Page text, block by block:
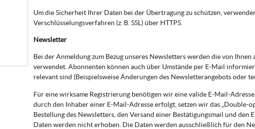
Um die Sicherheit Ihrer Daten bei der Übertragung zu schützen,
Verschlüsselungsverfahren (z. B. SSL) über HTTPS.
Newsletter
Bei der Anmeldung zum Bezug unseres Newsletters werden die von
verwendet. Abonnenten können auch über Umstände per E-Mail
relevant sind (Beispielsweise Änderungen des Newsletterangebots oder
Für eine wirksame Registrierung benötigen wir eine valide E-Mail-
durch den Inhaber einer E-Mail-Adresse erfolgt, setzen wir das
Bestellung des Newsletters, den Versand einer Bestätigungsmail und
Daten werden nicht erhoben. Die Daten werden ausschließlich für den